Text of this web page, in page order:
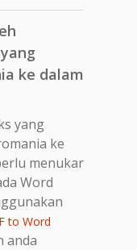
ke dalam
yang
ke
menukar
Word
to Word
anda